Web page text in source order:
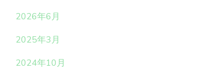
2026年6月
2025年3月
2024年10月